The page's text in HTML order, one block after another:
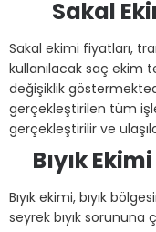
Sakal
Sakal ekimi fiyatları,
kullanılacak saç ekim
değişiklik
gerçekleştirilen tüm
gerçekleştirilir ve
Bıyık
Bıyık ekimi, bıyık
seyrek bıyık